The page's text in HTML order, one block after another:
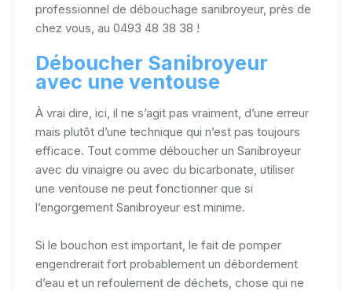
professionnel de débouchage sanibroyeur, près de
chez vous, au 0493 48 38 38 !
Déboucher Sanibroyeur
avec une ventouse
À vrai dire, ici, il ne s’agit pas vraiment, d’une erreur
mais plutôt d’une technique qui n’est pas toujours
efficace. Tout comme déboucher un Sanibroyeur
avec du vinaigre ou avec du bicarbonate, utiliser
une ventouse ne peut fonctionner que si
l’engorgement Sanibroyeur est minime.
Si le bouchon est important, le fait de pomper
engendrerait fort probablement un débordement
d’eau et un refoulement de déchets, chose qui ne